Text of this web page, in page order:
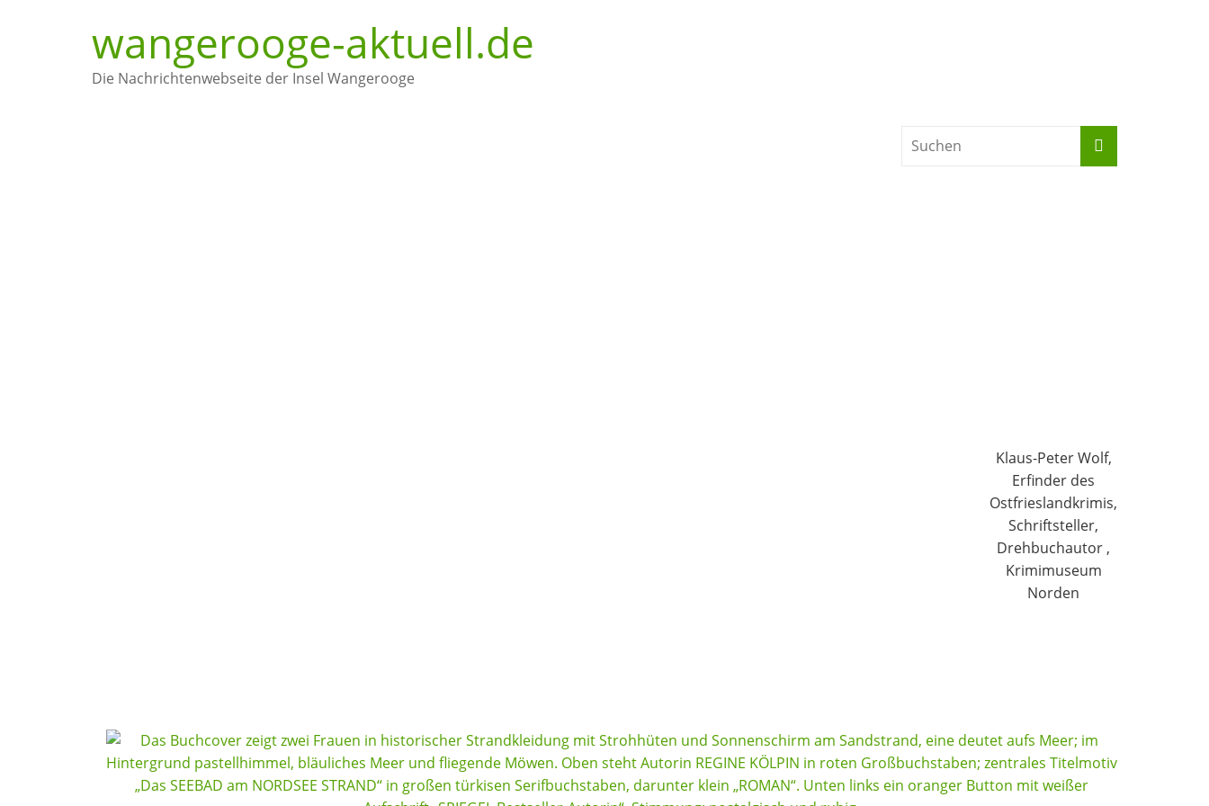
wangerooge-aktuell.de
Die Nachrichtenwebseite der Insel Wangerooge
Klaus-Peter Wolf,
Erfinder des
Ostfrieslandkrimis,
Schriftsteller,
Drehbuchautor ,
Krimimuseum
Norden